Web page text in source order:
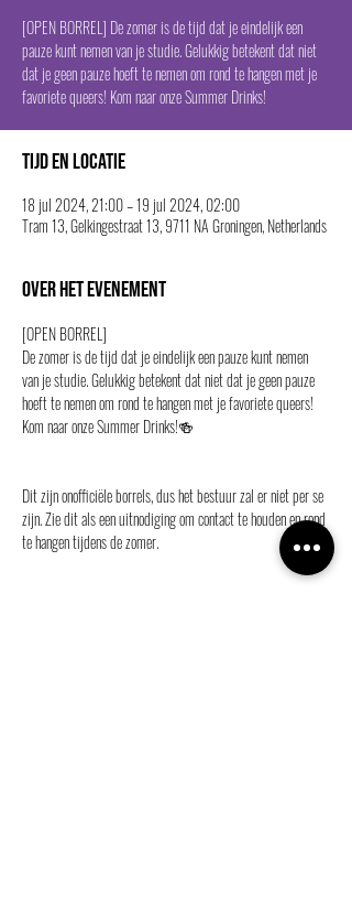
[OPEN BORREL] De zomer is de tijd dat je eindelijk een
pauze kunt nemen van je studie. Gelukkig betekent dat niet
dat je geen pauze hoeft te nemen om rond te hangen met je
favoriete queers! Kom naar onze Summer Drinks!
Tijd en locatie
18 jul 2024, 21:00 – 19 jul 2024, 02:00
Tram 13, Gelkingestraat 13, 9711 NA Groningen, Netherlands
Over het evenement
[OPEN BORREL]
De zomer is de tijd dat je eindelijk een pauze kunt nemen
van je studie. Gelukkig betekent dat niet dat je geen pauze
hoeft te nemen om rond te hangen met je favoriete queers!
Kom naar onze Summer Drinks!🍻
Dit zijn onofficiële borrels, dus het bestuur zal er niet per se
zijn. Zie dit als een uitnodiging om contact te houden en rond
te hangen tijdens de zomer.